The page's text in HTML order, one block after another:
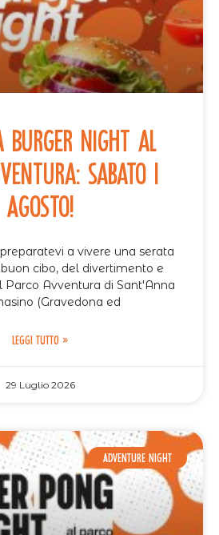
Burger Night al
Sabato 1
Agosto!
a vivere una serata
cibo, del divertimento e
Parco Avventura di Sant'Anna
(Gravedona ed
LEGGI TUTTO »
29 Luglio 2026
ADVENTURE NIGHT